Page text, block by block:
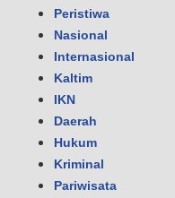
Peristiwa
Nasional
Internasional
Kaltim
IKN
Daerah
Hukum
Kriminal
Pariwisata